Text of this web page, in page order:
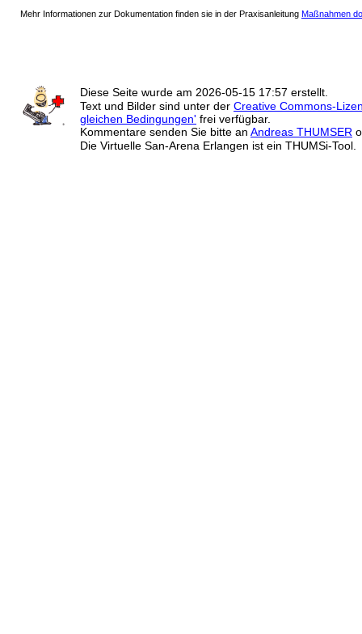
Mehr Informationen zur Dokumentation finden sie in der Praxisanleitung Maßnahmen
Diese Seite wurde am 2026-05-15 17:57 erstellt.
Text und Bilder sind unter der Creative Commons-
gleichen Bedingungen' frei verfügbar.
Kommentare senden Sie bitte an Andreas THUMSER
Die Virtuelle San-Arena Erlangen ist ein THUMSi-Tool.